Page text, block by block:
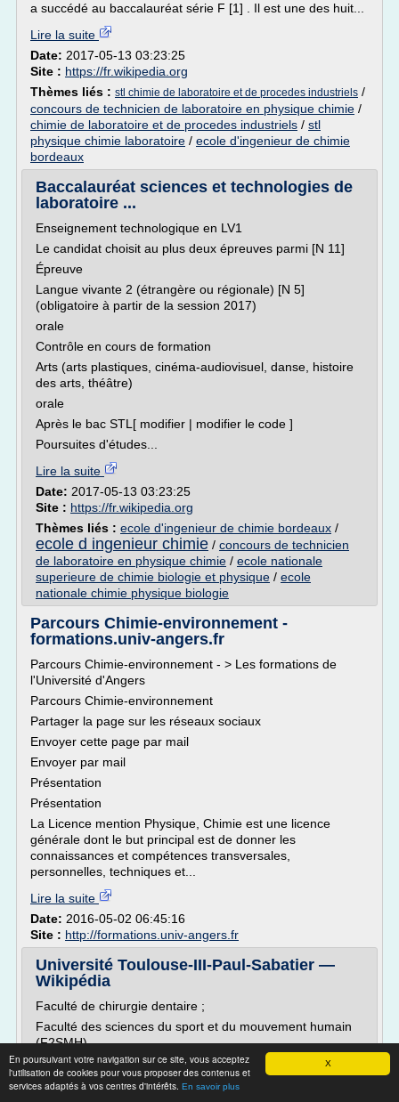
X
En poursuivant votre navigation sur ce site, vous acceptez
l'utilisation de cookies pour vous proposer des contenus et
services adaptés à vos centres d'intérêts. En savoir plus
a succédé au baccalauréat série F [1] . Il est une des huit...
Lire la suite
Date: 2017-05-13 03:23:25
Site : https://fr.wikipedia.org
Thèmes liés : stl chimie de laboratoire et de procedes industriels /
concours de technicien de laboratoire en physique chimie /
chimie de laboratoire et de procedes industriels / stl
physique chimie laboratoire / ecole d'ingenieur de chimie
bordeaux
Baccalauréat sciences et technologies de
laboratoire ...
Enseignement technologique en LV1
Le candidat choisit au plus deux épreuves parmi [N 11]
Épreuve
Langue vivante 2 (étrangère ou régionale) [N 5]
(obligatoire à partir de la session 2017)
orale
Contrôle en cours de formation
Arts (arts plastiques, cinéma-audiovisuel, danse, histoire
des arts, théâtre)
orale
Après le bac STL[ modifier | modifier le code ]
Poursuites d'études...
Lire la suite
Date: 2017-05-13 03:23:25
Site : https://fr.wikipedia.org
Thèmes liés : ecole d'ingenieur de chimie bordeaux /
ecole d ingenieur chimie / concours de technicien
de laboratoire en physique chimie / ecole nationale
superieure de chimie biologie et physique / ecole
nationale chimie physique biologie
Parcours Chimie-environnement -
formations.univ-angers.fr
Parcours Chimie-environnement - > Les formations de
l'Université d'Angers
Parcours Chimie-environnement
Partager la page sur les réseaux sociaux
Envoyer cette page par mail
Envoyer par mail
Présentation
Présentation
La Licence mention Physique, Chimie est une licence
générale dont le but principal est de donner les
connaissances et compétences transversales,
personnelles, techniques et...
Lire la suite
Date: 2016-05-02 06:45:16
Site : http://formations.univ-angers.fr
Université Toulouse-III-Paul-Sabatier —
Wikipédia
Faculté de chirurgie dentaire ;
Faculté des sciences du sport et du mouvement humain
(F2SMH).
En 2011, une vaste restructuration a été opérée : les UFR
MIG (Mathématiques Informatique Gestion), PCA
(Physique Chimie Automatique), SVT (Sciences de la Vie